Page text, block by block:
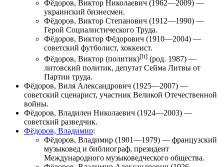
Фёдоров, Виктор Николаевич (1962—2009) —
украинский бизнесмен.
Фёдоров, Виктор Степанович (1912—1990) —
Герой Социалистического Труда.
Фёдоров, Виктор Фёдорович (1910—2004) —
советский футболист, хоккеист.
Фёдоров, Виктор (политик)[lt] (род. 1987) —
литовский политик, депутат Сейма Литвы от
Партии труда.
Фёдоров, Виля Александрович (1925—2007) —
советский сценарист, участник Великой Отечественной
войны.
Фёдоров, Владилен Николаевич (1924—2003) —
советский разведчик.
Фёдоров, Владимир:
Фёдоров, Владимир (1901—1979) — французский
музыковед и библиограф, президент
Международного музыковедческого общества.